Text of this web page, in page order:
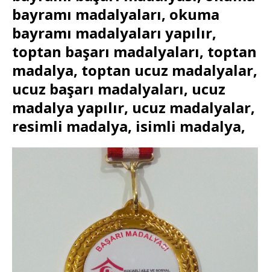
bayramı madalyaları, okuma
bayramı madalyaları yapılır,
toptan başarı madalyaları, toptan
madalya, toptan ucuz madalyalar,
ucuz başarı madalyaları, ucuz
madalya yapılır, ucuz madalyalar,
resimli madalya, isimli madalya,